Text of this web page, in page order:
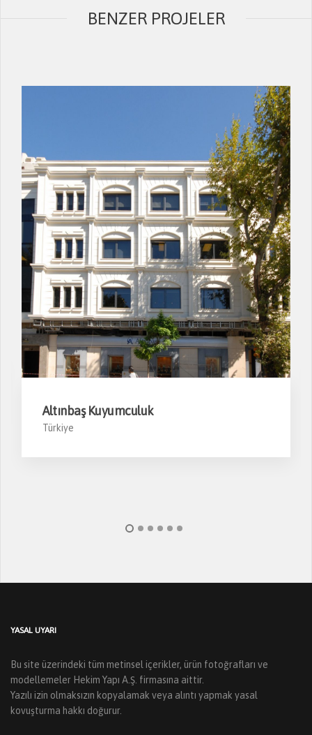
BENZER PROJELER
Altınbaş Kuyumculuk
Türkiye
YASAL UYARI
Bu site üzerindeki tüm metinsel içerikler, ürün fotoğrafları ve
modellemeler Hekim Yapı A.Ş. firmasına aittir.
Yazılı izin olmaksızın kopyalamak veya alıntı yapmak yasal
kovuşturma hakkı doğurur.